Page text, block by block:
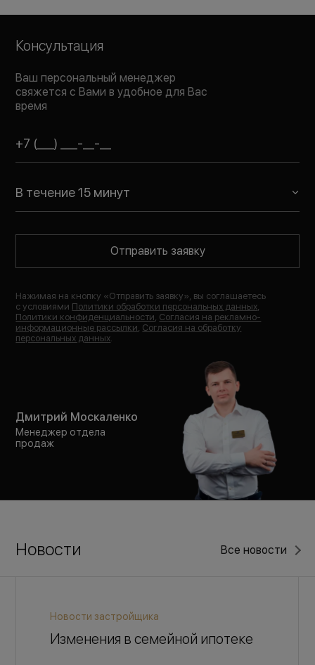
Консультация
Ваш персональный менеджер
свяжется с Вами в удобное для Вас
время
В течение 15 минут
Отправить заявку
Нажимая на кнопку «Отправить заявку», вы соглашаетесь
с условиями Политики обработки персональных данных
Политики конфиденциальности Согласия на рекламно-
информационные рассылки Согласия на обработку
персональных данных
Дмитрий Москаленко
Менеджер отдела
продаж
Новости Все новости
Новости застройщика
Изменения в семейной ипотеке